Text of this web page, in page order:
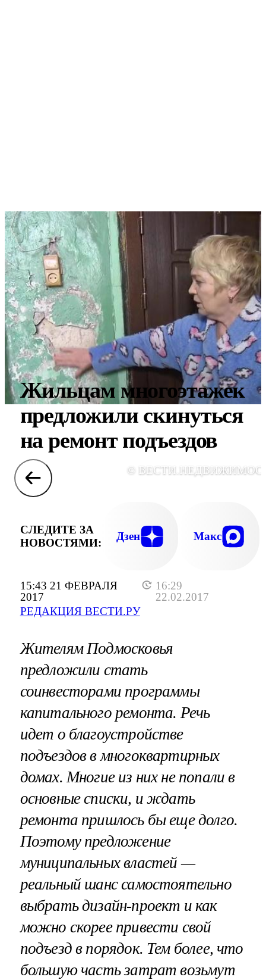
15:43 21 ФЕВРАЛЯ
2017
16:29
22.02.2017
РЕДАКЦИЯ ВЕСТИ.РУ
Жильцам многоэтажек
предложили скинуться
на ремонт подъездов
©
СЛЕДИТЕ ЗА
НОВОСТЯМИ:
Дзен Макс
Жителям Подмосковья
предложили стать
соинвесторами программы
капитального ремонта. Речь
идет о благоустройстве
подъездов в многоквартирных
домах. Многие из них не попали в
основные списки, и ждать
ремонта пришлось бы еще долго.
Поэтому предложение
муниципальных властей —
реальный шанс самостоятельно
выбрать дизайн-проект и как
можно скорее привести свой
подъезд в порядок. Тем более, что
большую часть затрат возьмут